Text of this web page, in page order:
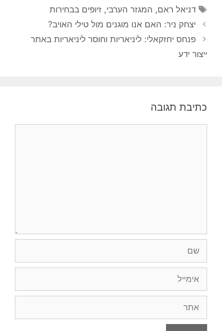
תגיות
דניאל ראם, המגזר הערבי,זיופים בבחירות
יצחק ניר: האם אנו מוגנים מול טילי האויב?
פנחס יחזקאלי: ליניאריות וחוסר ליניאריות באתר
ייצור ידע
כתיבת תגובה